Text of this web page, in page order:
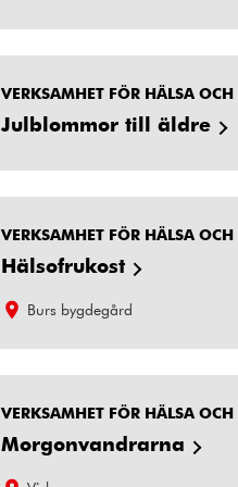
VERKSAMHET FÖR HÄLSA
Julblommor till äldre
VERKSAMHET FÖR HÄLSA
Hälsofrukost
Burs bygdegård
VERKSAMHET FÖR HÄLSA
Morgonvandrarna